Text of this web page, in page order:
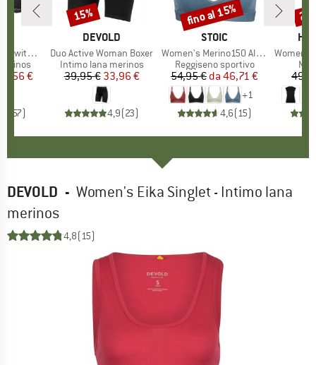
Lace
ridotto
€
57)
MARCHIO
DEVOLD
Articolo
Duo Active Woman Boxer
Gruppo di prodotti
Intimo lana merinos
Prezzo
39,95 € Prezzo ridotto
33,96 €
4,9(23)
Sconto
15%
MARCHIO
STOIC
Articolo
Women's Merino150 AlsenSt. Flexible Bra
Gruppo di prodotti
Reggiseno sportivo
Prezzo
54,95 € Prezzo ridotto
da 46,71 €
+1
4,6(15)
Sconto
fino al 15%
Articolo
Women's
DEVOLD - Women's Eika Singlet - Intimo lana
merinos
4,8(15)